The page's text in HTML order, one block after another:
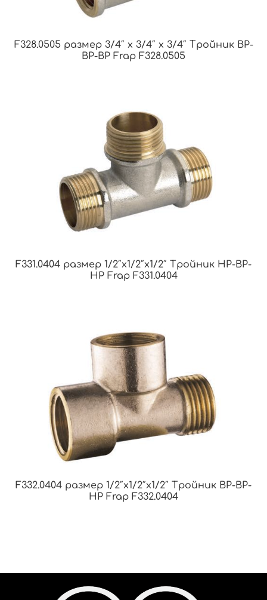
F328.0505 размер 3/4″ x 3/4″ x 3/4″ Тройник ВР-
ВР-ВР Frap F328.0505
F331.0404 размер 1/2″x1/2″x1/2″ Тройник НР-ВР-
НР Frap F331.0404
F332.0404 размер 1/2″x1/2″x1/2″ Тройник ВР-ВР-
НР Frap F332.0404